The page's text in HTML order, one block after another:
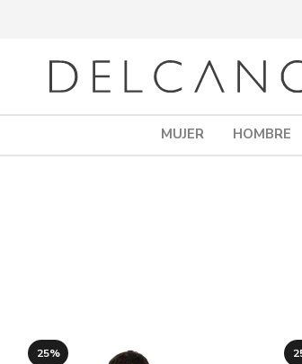
MUJER HOMBRE
25%